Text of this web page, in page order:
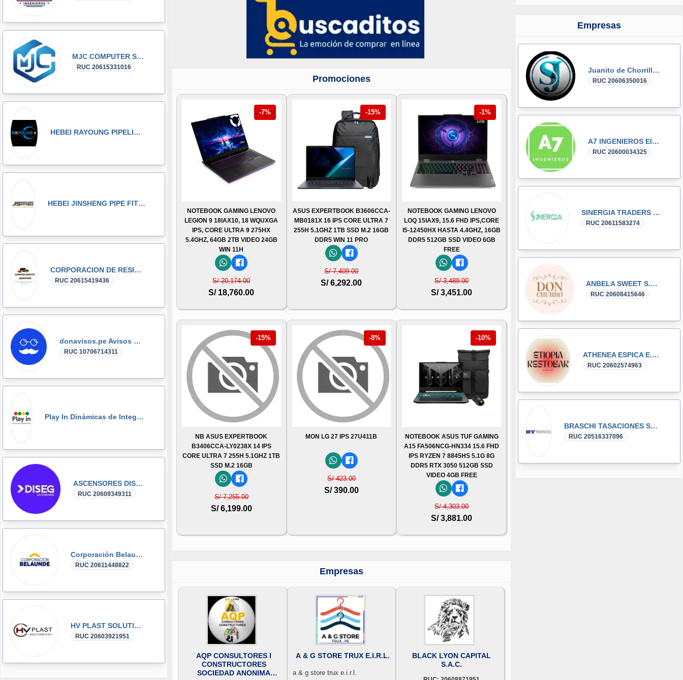
MJC COMPUTER SAC
RUC 20615331016
HEBEI RAYOUNG PIPELINE TECHNOLOGY CO., LTD
HEBEI JINSHENG PIPE FITTING MANUFACTURING CO., LT
CORPORACION DE RESIDUOS SEGOVIA.PERU SAC
RUC 20615419436
donavisos.pe Avisos Clasificados
RUC 10706714311
Play In Dinámicas de Integración, Gymkanas, Eventos Corporativos
ASCENSORES DISEG
RUC 20609349311
Corporación Belaunde
RUC 20611448822
HV PLAST SOLUTIONS
RUC 20603921951
Promociones
-7%
NOTEBOOK GAMING LENOVO
LEGION 9 18IAX10, 18 WQUXGA
IPS, CORE ULTRA 9 275HX
5.4GHZ, 64GB 2TB VIDEO 24GB
WIN 11H
S/ 20,174.00
S/ 18,760.00
-15%
ASUS EXPERTBOOK B3606CCA-
MB0181X 16 IPS CORE ULTRA 7
255H 5.1GHZ 1TB SSD M.2 16GB
DDR5 WIN 11 PRO
S/ 7,409.00
S/ 6,292.00
-1%
NOTEBOOK GAMING LENOVO
LOQ 15IAX9, 15.6 FHD IPS,CORE
I5-12450HX HASTA 4.4GHZ, 16GB
DDR5 512GB SSD VIDEO 6GB
FREE
S/ 3,489.00
S/ 3,451.00
-15%
NB ASUS EXPERTBOOK
B3406CCA-LY0238X 14 IPS
CORE ULTRA 7 255H 5.1GHZ 1TB
SSD M.2 16GB
S/ 7,255.00
S/ 6,199.00
-8%
MON LG 27 IPS 27U411B
S/ 423.00
S/ 390.00
-10%
NOTEBOOK ASUS TUF GAMING
A15 FA506NCG-HN334 15.6 FHD
IPS RYZEN 7 8845HS 5.1G 8G
DDR5 RTX 3050 512GB SSD
VIDEO 4GB FREE
S/ 4,303.00
S/ 3,881.00
Empresas
AQP CONSULTORES I
CONSTRUCTORES
SOCIEDAD ANONIMA
A & G STORE TRUX E.I.R.L.
a & g store trux e.i.r.l.
BLACK LYON CAPITAL
S.A.C.
Empresas
Juanito de Chorrillos
RUC 20606350016
A7 INGENIEROS EIRL
RUC 20600034325
SINERGIA TRADERS S.A.C.
RUC 20611583274
ANBELA SWEET S.A.C.
RUC 20608415646
ATHENEA ESPICA E.I.R.L.
RUC 20602574963
BRASCHI TASACIONES SOCIEDAD ANONIMA CERRADA
RUC 20516337096